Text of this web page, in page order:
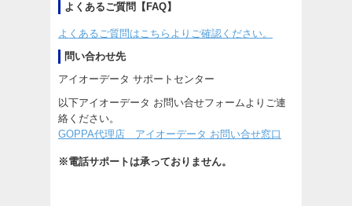
よくあるご質問【FAQ】
よくあるご質問はこちらよりご確認ください。
問い合わせ先
アイオーデータ サポートセンター
以下アイオーデータ お問い合せフォームよりご連
絡ください。
GOPPA代理店 アイオーデータ お問い合せ窓口
※電話サポートは承っておりません。